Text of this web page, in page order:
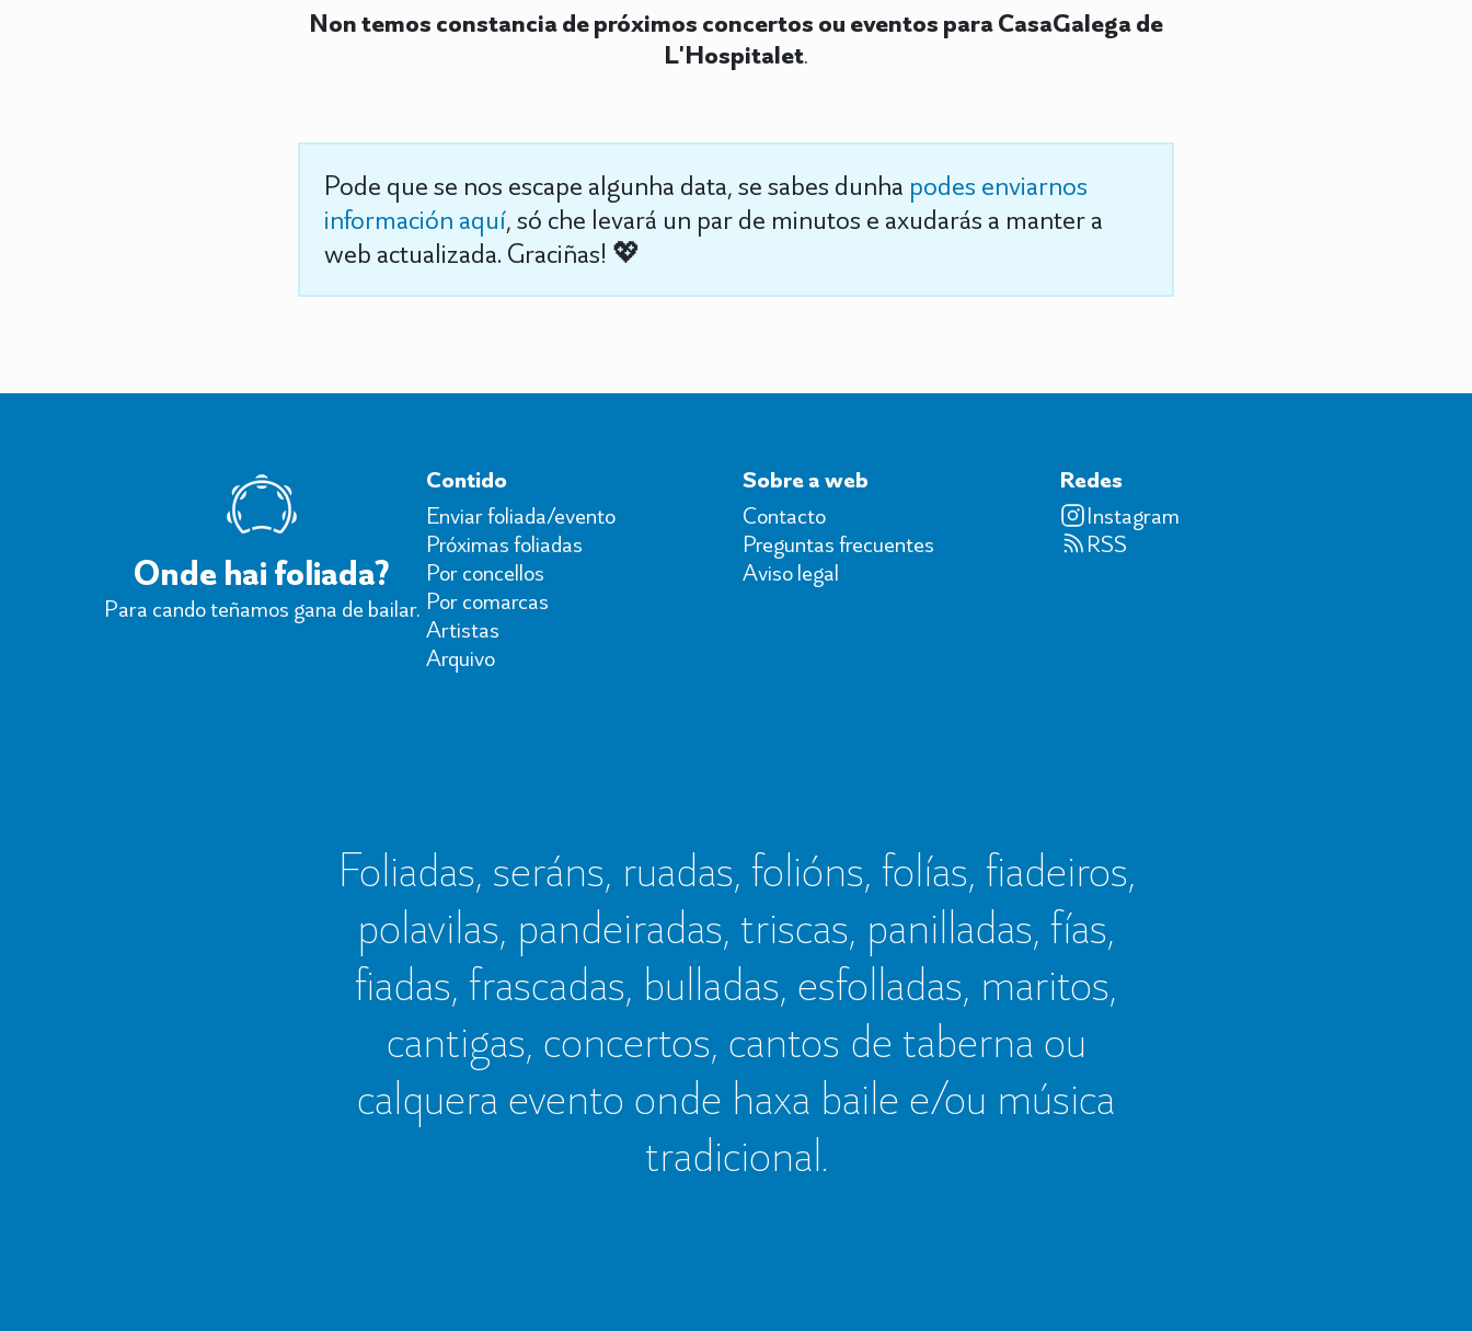
Non temos constancia de próximos concertos ou eventos para CasaGalega de
L'Hospitalet.
Pode que se nos escape algunha data, se sabes dunha podes enviarnos
información aquí, só che levará un par de minutos e axudarás a manter a
web actualizada. Graciñas! 💖
Onde hai foliada?
Para cando teñamos gana de bailar.
Contido
Enviar foliada/evento
Próximas foliadas
Por concellos
Por comarcas
Artistas
Arquivo
Sobre a web
Contacto
Preguntas frecuentes
Aviso legal
Redes
Instagram
RSS
Foliadas, seráns, ruadas, folións, folías, fiadeiros,
polavilas, pandeiradas, triscas, panilladas, fías,
fiadas, frascadas, bulladas, esfolladas, maritos,
cantigas, concertos, cantos de taberna ou
calquera evento onde haxa baile e/ou música
tradicional.